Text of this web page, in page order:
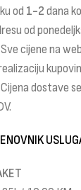
od 1-2 dana
od
cijene na
dostave